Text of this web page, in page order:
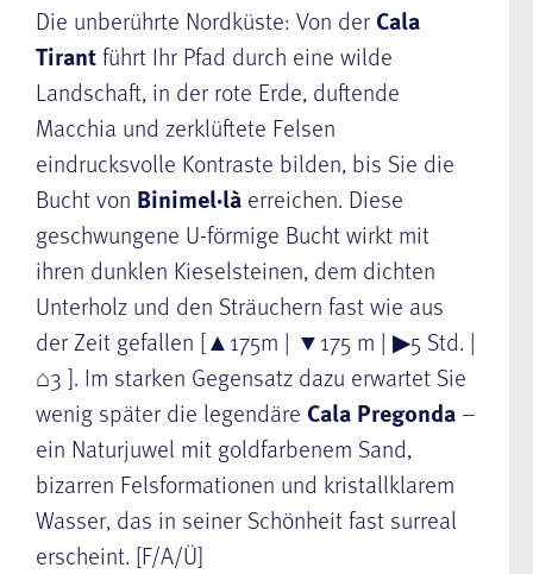
Die unberührte Nordküste: Von der Cala
Tirantführt Ihr Pfad durch eine wilde
Landschaft, in der rote Erde, duftende
Macchia und zerklüftete Felsen
eindrucksvolle Kontraste bilden, bis Sie die
Bucht von Binimel·là erreichen. Diese
geschwungene U-förmige Bucht wirkt mit
ihren dunklen Kieselsteinen, dem dichten
Unterholz und den Sträuchern fast wie aus
der Zeit gefallen [▲175m | ▼175 m | ▶5 Std. |
⌂3 ]. Im starken Gegensatz dazu erwartet Sie
wenig später die legendäre Cala Pregonda –
ein Naturjuwel mit goldfarbenem Sand,
bizarren Felsformationen und kristallklarem
Wasser, das in seiner Schönheit fast surreal
erscheint. [F/A/Ü]